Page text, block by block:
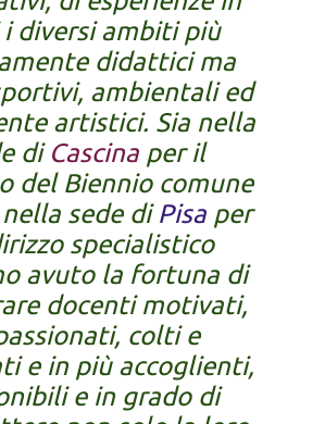
diversi ambiti più
didattici ma
ambientali ed
artistici. Sia nella
di Cascinaper il
del Biennio comune
sede diPisa per
specialistico
avuto la fortuna di
docenti motivati,
colti e
e in più accoglienti,
e in grado di